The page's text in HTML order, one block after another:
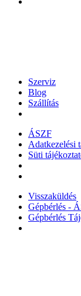
Szerviz
Blog
Szállítás
ÁSZF
Adatkezelési
Süti
Visszaküldés
Gépbérlés -
Gépbérlés